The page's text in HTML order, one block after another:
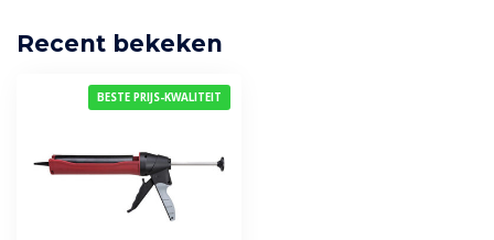
Recent bekeken
BESTE PRIJS-KWALITEIT